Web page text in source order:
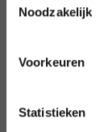
Noodzakelijk
Voorkeuren
Statistieken
Kunnen wij u
Wij staan
Tilburg
Of mail:
Algemeen